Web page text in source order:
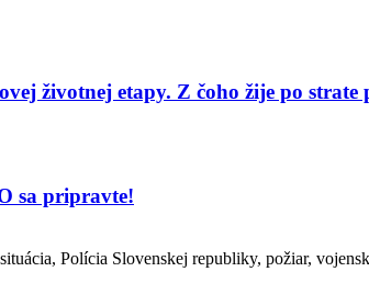
životnej etapy. Z čoho žije po strate
sa pripravte!
Polícia Slovenskej republiky, požiar,